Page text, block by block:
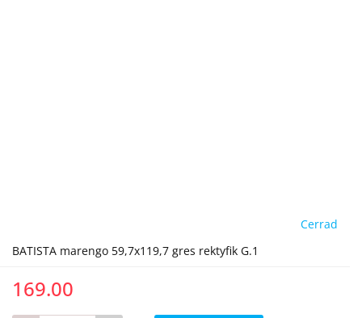
Cerrad
BATISTA marengo 59,7x119,7 gres rektyfik G.1
169.00